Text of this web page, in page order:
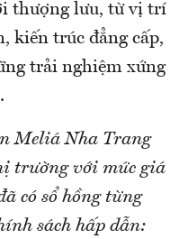
thượng lưu, từ vị trí
kiến trúc đẳng cấp,
trải nghiệm xứng
Meliá Nha Trang
trường với mức giá
có sổ hồng từng
sách hấp dẫn: